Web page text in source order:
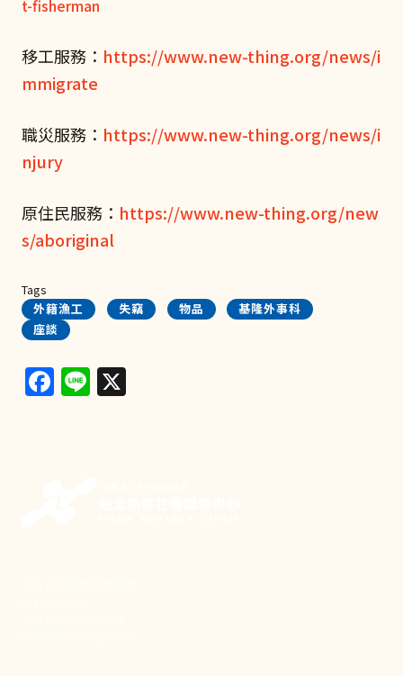
t-fisherman
移工服務： https://www.new-thing.org/news/i
mmigrate
職災服務： https://www.new-thing.org/news/i
njury
原住民服務： https://www.new-thing.org/new
s/aboriginal
Tags
外籍漁工
失竊 物品
基隆外事科
座談
Facebook
Line